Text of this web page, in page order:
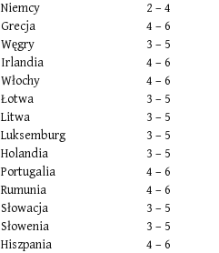
Niemcy
2 – 4
Grecja
4 – 6
Węgry
3 – 5
Irlandia
4 – 6
Włochy
4 – 6
Łotwa
3 – 5
Litwa
3 – 5
Luksemburg
3 – 5
Holandia
3 – 5
Portugalia
4 – 6
Rumunia
4 – 6
Słowacja
3 – 5
Słowenia
3 – 5
Hiszpania
4 – 6